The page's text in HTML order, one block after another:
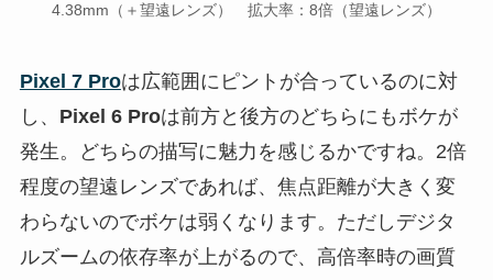
4.38mm（＋望遠レンズ） 拡大率：8倍（望遠レンズ）
Pixel 7 Proは広範囲にピントが合っているのに対
し、 Pixel 6 Proは前方と後方のどちらにもボケが
発生。どちらの描写に魅力を感じるかですね。2倍
程度の望遠レンズであれば、焦点距離が大きく変
わらないのでボケは弱くなります。ただしデジタ
ルズームの依存率が上がるので、高倍率時の画質